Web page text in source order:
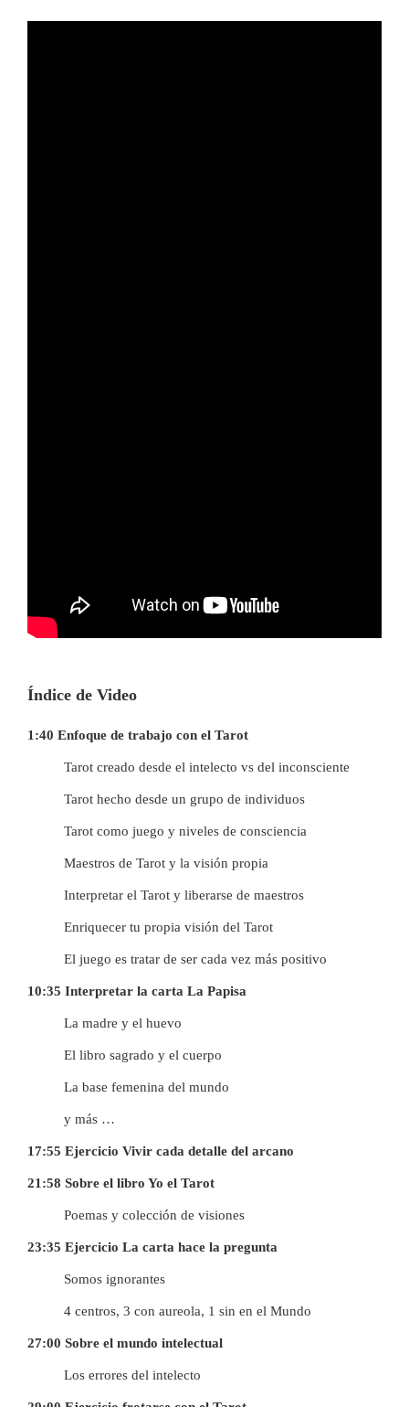
Índice de Video
1:40 Enfoque de trabajo con el Tarot
Tarot creado desde el intelecto vs del inconsciente
Tarot hecho desde un grupo de individuos
Tarot como juego y niveles de consciencia
Maestros de Tarot y la visión propia
Interpretar el Tarot y liberarse de maestros
Enriquecer tu propia visión del Tarot
El juego es tratar de ser cada vez más positivo
10:35 Interpretar la carta La Papisa
La madre y el huevo
El libro sagrado y el cuerpo
La base femenina del mundo
y más …
17:55 Ejercicio Vivir cada detalle del arcano
21:58 Sobre el libro Yo el Tarot
Poemas y colección de visiones
23:35 Ejercicio La carta hace la pregunta
Somos ignorantes
4 centros, 3 con aureola, 1 sin en el Mundo
27:00 Sobre el mundo intelectual
Los errores del intelecto